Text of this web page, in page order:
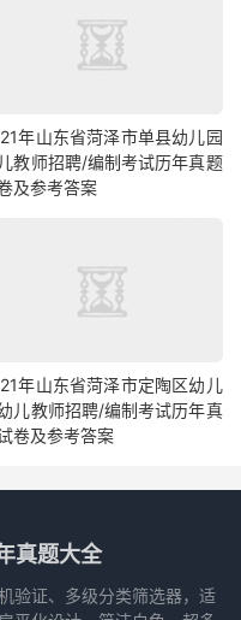
年山东省菏泽市单县幼儿园
教师招聘/编制考试历年真题
及参考答案
年山东省菏泽市定陶区幼儿
儿教师招聘/编制考试历年真
卷及参考答案
真题大全
验证、多级分类筛选器，适